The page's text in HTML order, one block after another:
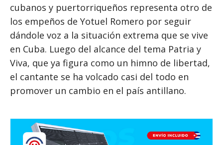
cubanos y puertorriqueños representa otro de
los empeños de Yotuel Romero por seguir
dándole voz a la situación extrema que se vive
en Cuba. Luego del alcance del tema Patria y
Viva, que ya figura como un himno de libertad,
el cantante se ha volcado casi del todo en
promover un cambio en el país antillano.